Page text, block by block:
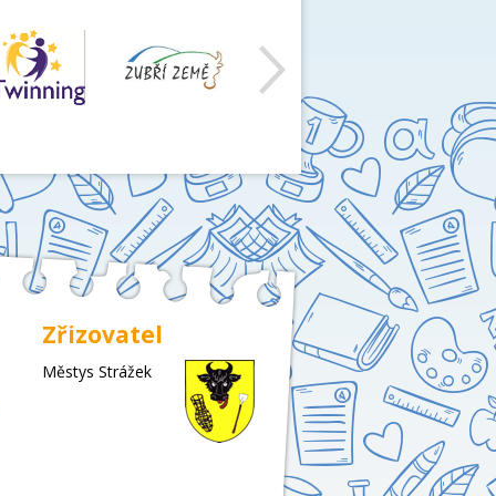
Zřizovatel
Městys Strážek